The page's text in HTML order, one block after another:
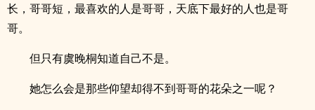
长，哥哥短，最喜欢的人是哥哥，天底下最好的人也是哥
哥。
但只有虞晚桐知道自己不是。
她怎么会是那些仰望却得不到哥哥的花朵之一呢？